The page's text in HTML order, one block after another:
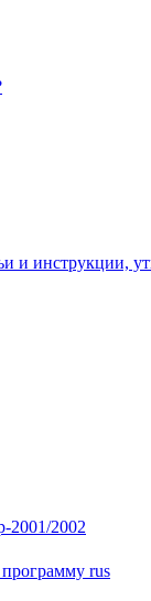
и инструкции,
2001/2002
rus